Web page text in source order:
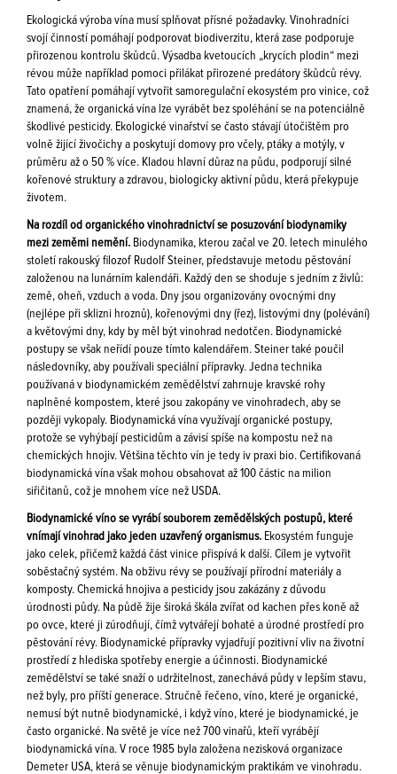
Ekologická výroba vína musí splňovat přísné požadavky. Vinohradníci
svojí činností pomáhají podporovat biodiverzitu, která zase podporuje
přirozenou kontrolu škůdců. Výsadba kvetoucích „krycích plodin“ mezi
révou může například pomoci přilákat přirozené predátory škůdců révy.
Tato opatření pomáhají vytvořit samoregulační ekosystém pro vinice, což
znamená, že organická vína lze vyrábět bez spoléhání se na potenciálně
škodlivé pesticidy. Ekologické vinařství se často stávají útočištěm pro
volně žijící živočichy a poskytují domovy pro včely, ptáky a motýly, v
průměru až o 50 % více. Kladou hlavní důraz na půdu, podporují silné
kořenové struktury a zdravou, biologicky aktivní půdu, která překypuje
životem.
Na rozdíl od organického vinohradnictví se posuzování biodynamiky
mezi zeměmi nemění. Biodynamika, kterou začal ve 20. letech minulého
století rakouský filozof Rudolf Steiner, představuje metodu pěstování
založenou na lunárním kalendáři. Každý den se shoduje s jedním z živlů:
země, oheň, vzduch a voda. Dny jsou organizovány ovocnými dny
(nejlépe při sklizni hroznů), kořenovými dny (řez), listovými dny (polévání)
a květovými dny, kdy by měl být vinohrad nedotčen. Biodynamické
postupy se však neřídí pouze tímto kalendářem. Steiner také poučil
následovníky, aby používali speciální přípravky. Jedna technika
používaná v biodynamickém zemědělství zahrnuje kravské rohy
naplněné kompostem, které jsou zakopány ve vinohradech, aby se
později vykopaly. Biodynamická vína využívají organické postupy,
protože se vyhýbají pesticidům a závisí spíše na kompostu než na
chemických hnojiv. Většina těchto vín je tedy iv praxi bio. Certifikovaná
biodynamická vína však mohou obsahovat až 100 částic na milion
siřičitanů, což je mnohem více než USDA.
Biodynamické víno se vyrábí souborem zemědělských postupů, které
vnímají vinohrad jako jeden uzavřený organismus. Ekosystém funguje
jako celek, přičemž každá část vinice přispívá k další. Cílem je vytvořit
soběstačný systém. Na obživu révy se používají přírodní materiály a
komposty. Chemická hnojiva a pesticidy jsou zakázány z důvodu
úrodnosti půdy. Na půdě žije široká škála zvířat od kachen přes koně až
po ovce, které ji zúrodňují, čímž vytvářejí bohaté a úrodné prostředí pro
pěstování révy. Biodynamické přípravky vyjadřují pozitivní vliv na životní
prostředí z hlediska spotřeby energie a účinnosti. Biodynamické
zemědělství se také snaží o udržitelnost, zanechává půdy v lepším stavu,
než byly, pro příští generace. Stručně řečeno, víno, které je organické,
nemusí být nutně biodynamické, i když víno, které je biodynamické, je
často organické. Na světě je více než 700 vinařů, kteří vyrábějí
biodynamická vína. V roce 1985 byla založena nezisková organizace
Demeter USA, která se věnuje biodynamickým praktikám ve vinohradu.